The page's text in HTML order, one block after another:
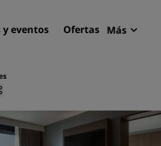
y eventos Ofertas Más
Destinos
Resorts